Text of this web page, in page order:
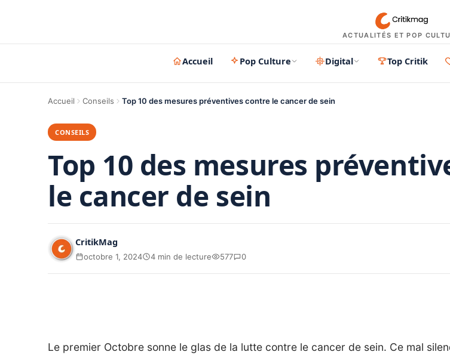
ACTUALITÉS ET POP
Accueil Pop Culture Digital Top Critik
Accueil Conseils Top 10 des mesures préventives contre le cancer de sein
CONSEILS
Top 10 des mesures
le cancer de sein
CritikMag
octobre 1, 2024 4 min de lecture 577 0
Le premier Octobre sonne le glas de la lutte contre le cancer de sein. Ce mal